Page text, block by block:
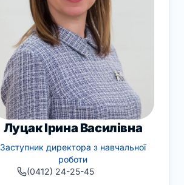
Луцак Ірина Василівна
Заступник директора з навчальної
роботи
(0412) 24-25-45